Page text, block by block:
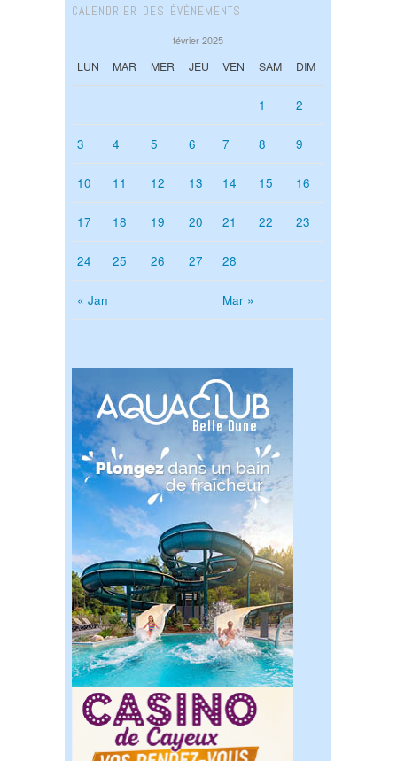
CALENDRIER DES ÉVÉNEMENTS
février 2025
LUN MAR MER JEU VEN SAM DIM
« Jan Mar »
1 2
3 4 5 6 7 8 9
10 11 12 13 14 15 16
17 18 19 20 21 22 23
24 25 26 27 28